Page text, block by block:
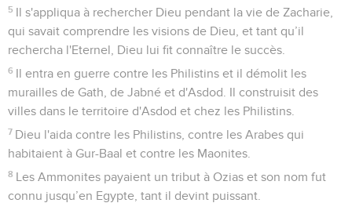
5 Il s'appliqua à rechercher Dieu pendant la vie de Zacharie,
qui savait comprendre les visions de Dieu, et tant qu’il
rechercha l'Eternel, Dieu lui fit connaître le succès.
6 Il entra en guerre contre les Philistins et il démolit les
murailles de Gath, de Jabné et d'Asdod. Il construisit des
villes dans le territoire d'Asdod et chez les Philistins.
7 Dieu l'aida contre les Philistins, contre les Arabes qui
habitaient à Gur-Baal et contre les Maonites.
8 Les Ammonites payaient un tribut à Ozias et son nom fut
connu jusqu’en Egypte, tant il devint puissant.